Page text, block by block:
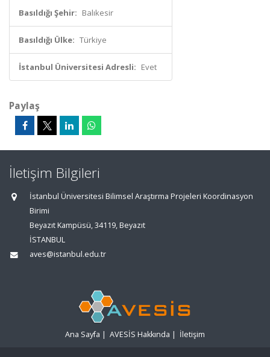
Basıldığı Şehir: Balıkesir
Basıldığı Ülke: Türkiye
İstanbul Üniversitesi Adresli: Evet
Paylaş
İletişim Bilgileri
İstanbul Üniversitesi Bilimsel Araştırma Projeleri Koordinasyon
Birimi
Beyazıt Kampüsü, 34119, Beyazıt
İSTANBUL
aves@istanbul.edu.tr
Ana Sayfa | AVESİS Hakkında | İletişim